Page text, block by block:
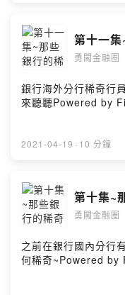
第十一
勇闖金融圈
銀行海外分行稀奇行
來聽聽Powered by
2021-04-19 · 10 分鐘
第十集~
勇闖金融圈
之前在銀行國內分行
何稀奇~Powered